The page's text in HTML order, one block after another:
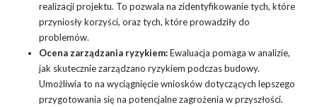
realizacji projektu. To pozwala na zidentyfikowanie tych, które
przyniosły korzyści, oraz tych, które prowadziły do
problemów.
Ocena zarządzania ryzykiem:Ewaluacja pomaga w analizie,
jak skutecznie zarządzano ryzykiem podczas budowy.
Umożliwia to na wyciągnięcie wniosków dotyczących lepszego
przygotowania się na potencjalne zagrożenia w przyszłości.